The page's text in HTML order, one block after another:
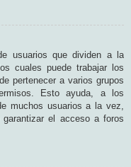
usuarios que dividen a la
cuales puede trabajar los
pertenecer a varios grupos
Esto ayuda, a los
muchos usuarios a la vez,
el acceso a foros